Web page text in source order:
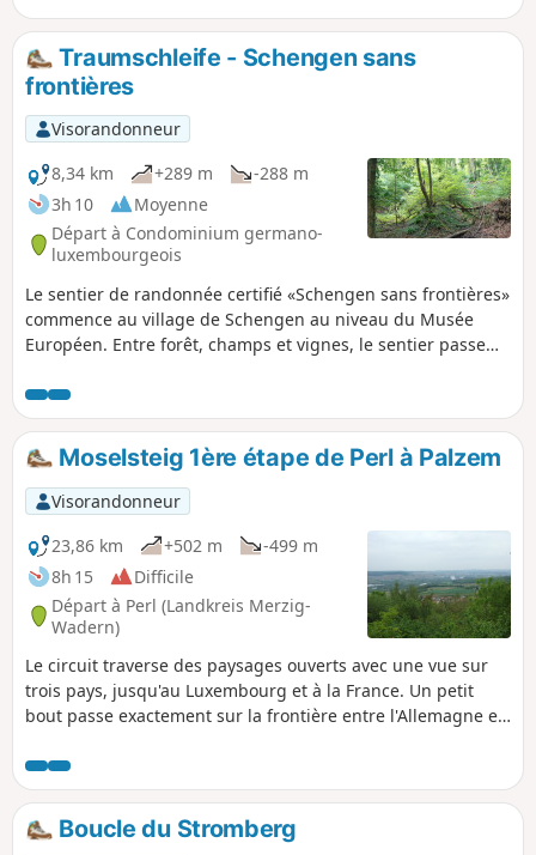
France et l'Allemagne. Ici, les
randonneurs peuvent découvrir
l'Europe sans frontières.
Traumschleife - Schengen sans
frontières
Visorandonneur
8,34 km
+289 m
-288 m
3h 10
Moyenne
Départ à Condominium germano-
luxembourgeois
Le sentier de randonnée certifié «Schengen sans frontières»
commence au village de Schengen au niveau du Musée
Européen. Entre forêt, champs et vignes, le sentier passe
de la Moselle (Sierck et Contz).
Moselsteig 1ère étape de Perl à Palzem
Visorandonneur
23,86 km
+502 m
-499 m
8h 15
Difficile
Départ à Perl (Landkreis Merzig-
Wadern)
Le circuit traverse des paysages ouverts avec une vue sur
trois pays, jusqu'au Luxembourg et à la France. Un petit
bout passe exactement sur la frontière entre l'Allemagne et
Allemagne et le pied droit en France. Le paysage change
constamment et offre, outre la vallée de la Moselle couverte
de vignes, des forêts rustiques et les vastes champs du
Saargau.Boucle du Stromberg